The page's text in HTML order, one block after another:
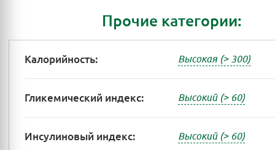
Прочие категории:
Калорийность: Высокая (> 300)
Гликемический индекс: Высокий (> 60)
Инсулиновый индекс: Высокий (> 60)